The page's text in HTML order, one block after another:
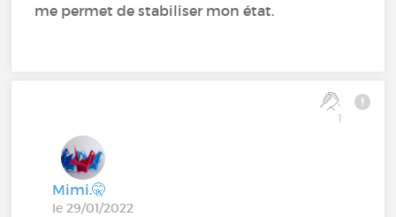
me permet de stabiliser mon état.
1
Mimi.🤫
le 29/01/2022